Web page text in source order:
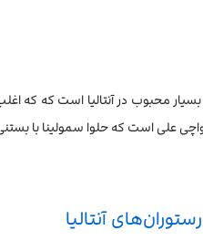
محبوب در آنتالیا است که که
علی است که حلوا سمولینا با